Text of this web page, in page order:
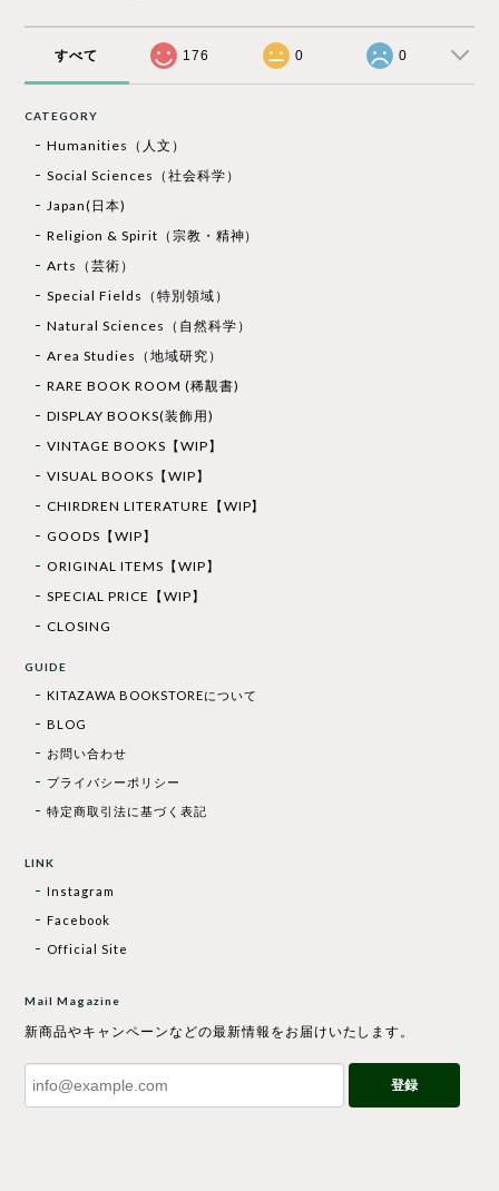
すべて 176 0 0
CATEGORY
Humanities（人文）
Social Sciences（社会科学）
Japan(日本)
Religion & Spirit（宗教・精神）
Arts（芸術）
Special Fields（特別領域）
Natural Sciences（自然科学）
Area Studies（地域研究）
RARE BOOK ROOM (稀覯書)
DISPLAY BOOKS(装飾用)
VINTAGE BOOKS【WIP】
VISUAL BOOKS【WIP】
CHIRDREN LITERATURE【WIP】
GOODS【WIP】
ORIGINAL ITEMS【WIP】
SPECIAL PRICE【WIP】
CLOSING
GUIDE
KITAZAWA BOOKSTOREについて
BLOG
お問い合わせ
プライバシーポリシー
特定商取引法に基づく表記
LINK
Instagram
Facebook
Official Site
Mail Magazine
新商品やキャンペーンなどの最新情報をお届けいたします。
登録